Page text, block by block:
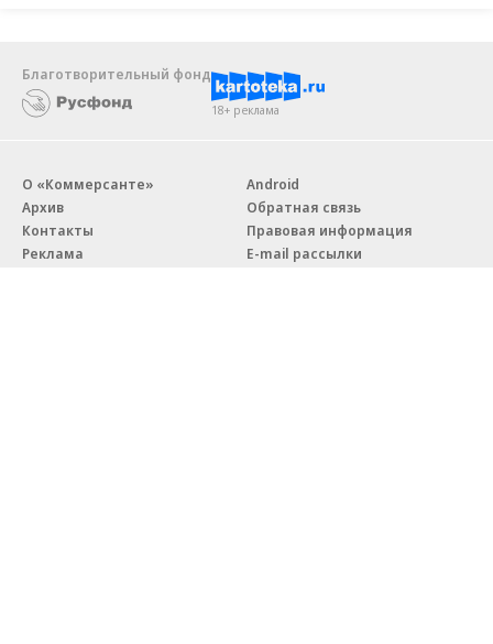
Благотворительный фонд
18+ реклама
О «Коммерсанте»
Архив
Контакты
Реклама
Android
Обратная связь
Правовая информация
E-mail рассылки